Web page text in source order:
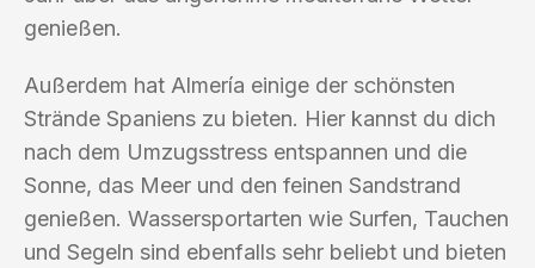
genießen.
Außerdem hat Almería einige der schönsten
Strände Spaniens zu bieten. Hier kannst du dich
nach dem Umzugsstress entspannen und die
Sonne, das Meer und den feinen Sandstrand
genießen. Wassersportarten wie Surfen, Tauchen
und Segeln sind ebenfalls sehr beliebt und bieten